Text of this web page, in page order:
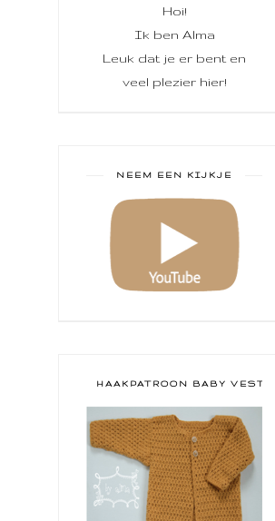
Hoi!
Ik ben Alma
Leuk dat je er bent en
veel plezier hier!
NEEM EEN KIJKJE
HAAKPATROON BABY VESTJE